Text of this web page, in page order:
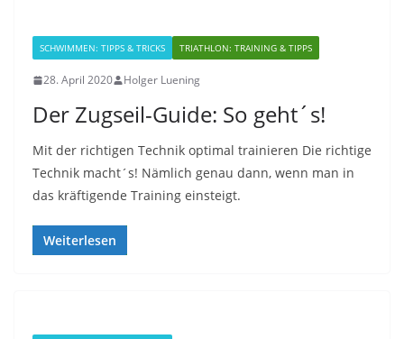
SCHWIMMEN: TIPPS & TRICKS TRIATHLON: TRAINING & TIPPS
28. April 2020 Holger Luening
Der Zugseil-Guide: So geht´s!
Mit der richtigen Technik optimal trainieren Die richtige
Technik macht´s! Nämlich genau dann, wenn man in
das kräftigende Training einsteigt.
Weiterlesen